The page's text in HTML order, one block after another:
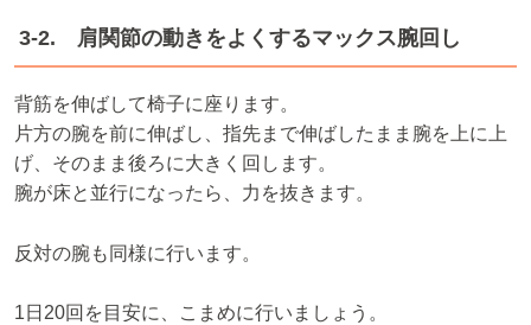
3-2. 肩関節の動きをよくするマックス腕回し
背筋を伸ばして椅子に座ります。
片方の腕を前に伸ばし、指先まで伸ばしたまま腕を上に上
げ、そのまま後ろに大きく回します。
腕が床と並行になったら、力を抜きます。
反対の腕も同様に行います。
1日20回を目安に、こまめに行いましょう。